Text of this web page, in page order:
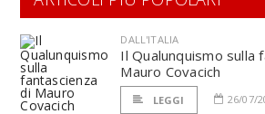
DALL'ITALIA
Il Qualunquismo sulla
Mauro Covacich
LEGGI 26/07/